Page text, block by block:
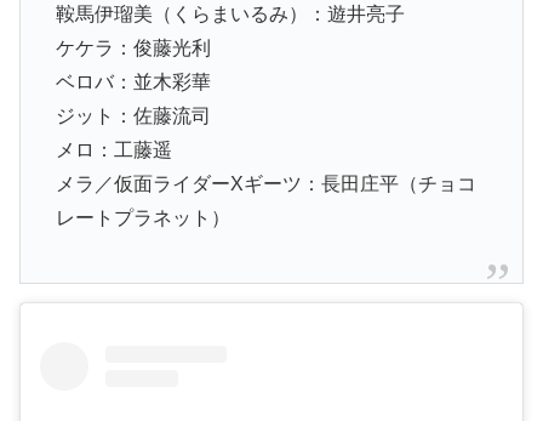
鞍馬伊瑠美（くらまいるみ）：遊井亮子
ケケラ：俊藤光利
ベロバ：並木彩華
ジット：佐藤流司
メロ：工藤遥
メラ／仮面ライダーXギーツ：長田庄平（チョコ
レートプラネット）